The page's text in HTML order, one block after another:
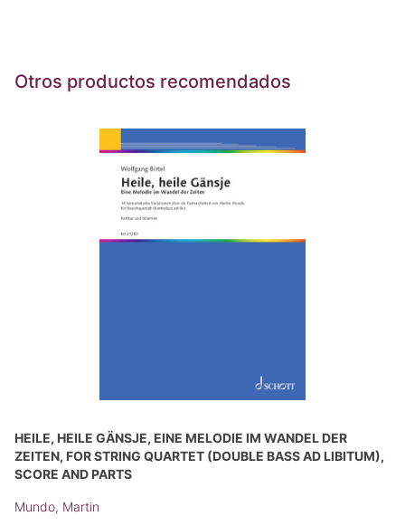
Otros productos recomendados
HEILE, HEILE GÄNSJE, EINE MELODIE IM WANDEL DER
ZEITEN, FOR STRING QUARTET (DOUBLE BASS AD LIBITUM),
SCORE AND PARTS
Mundo, Martin